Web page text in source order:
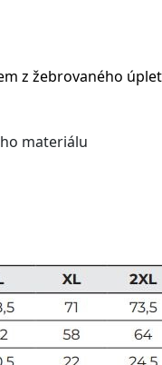
z žebrovaného
materiálu